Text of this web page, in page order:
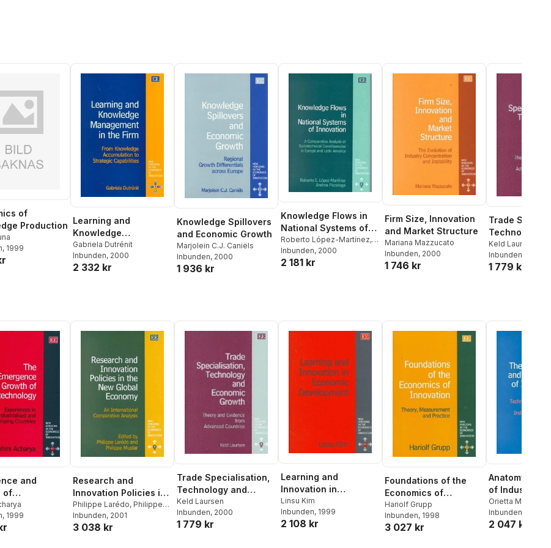
of
Production
, 1999
Learning and
Knowledge
Management in the
Firm
Gabriela Dutrénit
Inbunden, 2000
2 332 kr
Knowledge Spillovers
and Economic Growth
Marjolein C.J. Caniëls
Inbunden, 2000
1 936 kr
Knowledge Flows in
National Systems of
Innovation
Roberto López-Martínez,
Andrea Piccaluga
Inbunden, 2000
2 181 kr
Firm Size, Innovation
and Market Structure
Mariana Mazzucato
Inbunden, 2000
1 746 kr
Trade
Technology
Economic
Keld Laursen
Inbunden
1 779 kr
and
of
, 1999
Research and
Innovation Policies in
the New Global
Economy
Philippe Larédo, Philippe
Mustar
Inbunden, 2001
3 038 kr
Trade Specialisation,
Technology and
Economic Growth
Keld Laursen
Inbunden, 2000
1 779 kr
Learning and
Innovation in
Economic
Development
Linsu Kim
Inbunden, 1999
2 108 kr
Foundations of the
Economics of
Innovation
Hariolf Grupp
Inbunden, 1998
3 027 kr
Anatomy and
of Industries
Orietta Marsili
Inbunden
2 047 kr